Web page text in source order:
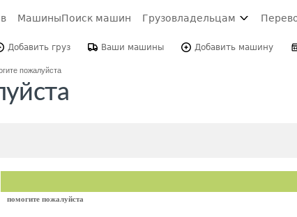
МашиныПоиск машин Грузовладельцам
Добавить груз Ваши машины Добавить машину
пожалуйста
помогите пожалуйста